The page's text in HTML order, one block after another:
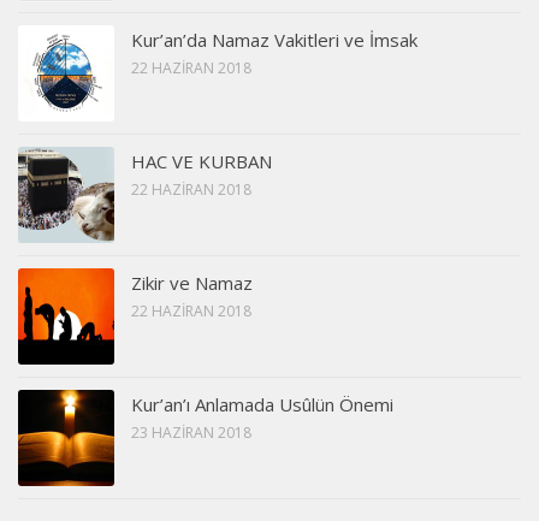
Kur’an’da Namaz Vakitleri ve İmsak
22 HAZIRAN 2018
HAC VE KURBAN
22 HAZIRAN 2018
Zikir ve Namaz
22 HAZIRAN 2018
Kur’an’ı Anlamada Usûlün Önemi
23 HAZIRAN 2018